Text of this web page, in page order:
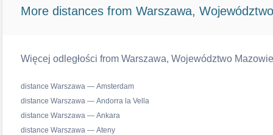
More distances from Warszawa,
Więcej odległości from Warszawa, Województwo
distance Warszawa — Amsterdam
distance Warszawa — Andorra la Vella
distance Warszawa — Ankara
distance Warszawa — Ateny